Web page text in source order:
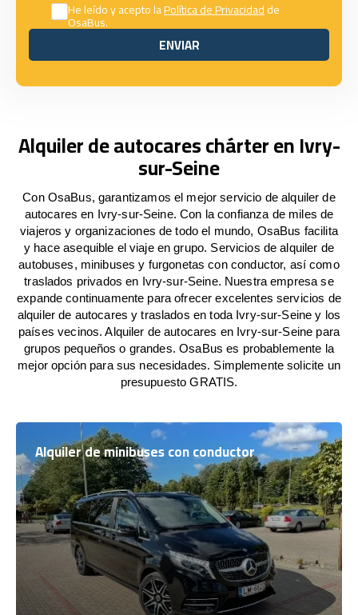
He leído y acepto laPolítica de Privacidadde
OsaBus.
ENVIAR
ENVIAR
Alquiler de autocares chárter en Ivry-
sur-Seine
Con OsaBus, garantizamos el mejor servicio de alquiler de
autocares en Ivry-sur-Seine. Con la confianza de miles de
viajeros y organizaciones de todo el mundo, OsaBus facilita
y hace asequible el viaje en grupo. Servicios de alquiler de
autobuses, minibuses y furgonetas con conductor, así como
traslados privados en Ivry-sur-Seine. Nuestra empresa se
expande continuamente para ofrecer excelentes servicios de
alquiler de autocares y traslados en toda Ivry-sur-Seine y los
países vecinos. Alquiler de autocares en Ivry-sur-Seine para
grupos pequeños o grandes. OsaBus es probablemente la
mejor opción para sus necesidades. Simplemente solicite un
presupuesto GRATIS.
Alquiler de minibuses con conductor